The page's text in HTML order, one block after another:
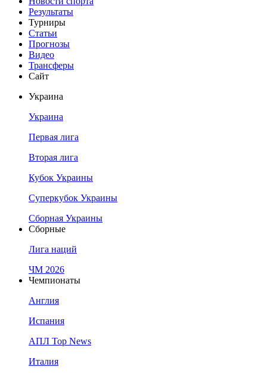
Результаты
Турниры
Статьи
Прогнозы
Видео
Трансферы
Сайт
Украина
Украина
Первая лига
Вторая лига
Кубок Украины
Суперкубок Украины
Сборная Украины
Сборные
Лига наций
ЧМ 2026
Чемпионаты
Англия
Испания
АПЛ Top News
Италия